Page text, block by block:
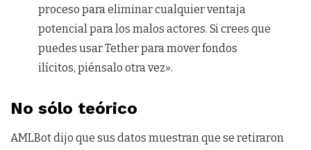
proceso para eliminar cualquier ventaja
potencial para los malos actores. Si crees que
puedes usar Tether para mover fondos
ilícitos, piénsalo otra vez».
No sólo teórico
AMLBot dijo que sus datos muestran que se retiraron